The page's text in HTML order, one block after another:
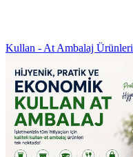
Kullan - At Ambalaj